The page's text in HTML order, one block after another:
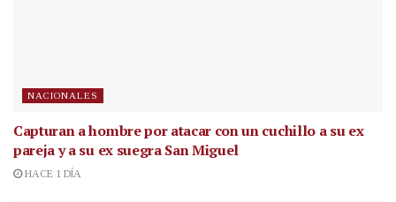
NACIONALES
Capturan a hombre por atacar con un cuchillo a su ex
pareja y a su ex suegra San Miguel
HACE 1 DÍA